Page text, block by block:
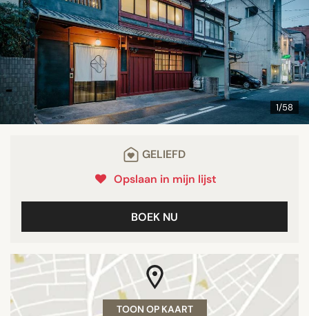
1/58
GELIEFD
Opslaan in mijn lijst
BOEK NU
TOON OP KAART